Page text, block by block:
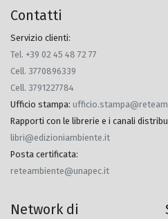
Contatti
Servizio clienti:
Tel. +39 02 45 48 72 77
Cell. 3770896339
Cell. 3791227784
Ufficio stampa:
Rapporti con le librerie e i canali
libri@edizioniambiente.it
Posta certificata:
reteambiente@unapec.it
Network di